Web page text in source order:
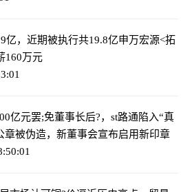
亿，近期被执行共19.8亿申万宏源<拓
160万元
亿元罢;免董事长后?，st路通陷入“真
章被伪造，新董事会宣布启用新印章